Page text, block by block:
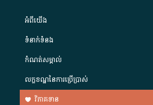
អំពី​យើង​
ទំនាក់ទំនង
កំណត់សម្គាល់
លក្ខខណ្ឌនៃការប្រើប្រាស់
វិភាគទាន